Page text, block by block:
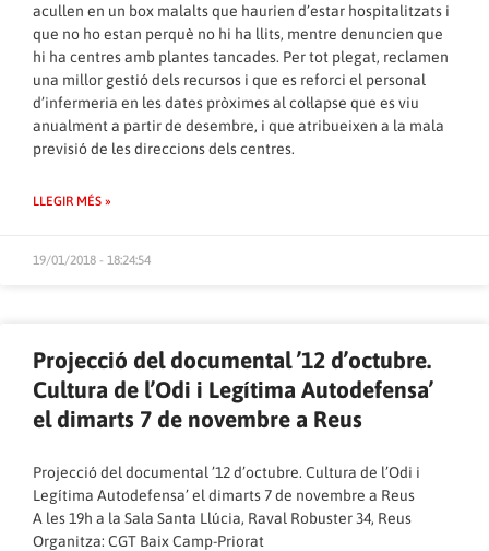
acullen en un box malalts que haurien d’estar hospitalitzats i
que no ho estan perquè no hi ha llits, mentre denuncien que
hi ha centres amb plantes tancades. Per tot plegat, reclamen
una millor gestió dels recursos i que es reforci el personal
d’infermeria en les dates pròximes al col·lapse que es viu
anualment a partir de desembre, i que atribueixen a la mala
previsió de les direccions dels centres.
LLEGIR MÉS »
19/01/2018 - 18:24:54
Projecció del documental ’12 d’octubre.
Cultura de l’Odi i Legítima Autodefensa’
el dimarts 7 de novembre a Reus
Projecció del documental ’12 d’octubre. Cultura de l’Odi i
Legítima Autodefensa’ el dimarts 7 de novembre a Reus
A les 19h a la Sala Santa Llúcia, Raval Robuster 34, Reus
Organitza: CGT Baix Camp-Priorat